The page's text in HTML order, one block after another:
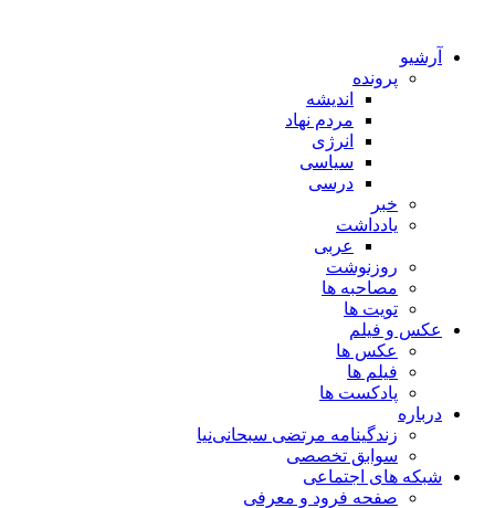
آرشیو
پرونده
اندیشه
مردم نهاد
انرژی
سیاسی
درسی
خبر
یادداشت
عربی
روزنوشت
مصاحبه ها
تویت ها
عکس و فیلم
عکس ها
فیلم ها
پادکست ها
درباره
زندگینامه مرتضی سبحانی‌نیا
سوابق تخصصی
شبکه های اجتماعی
صفحه فرود و معرفی